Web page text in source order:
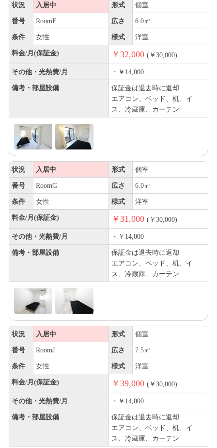
状況 入居中 形式 個室
番号 RoomF 広さ 6.0㎡
条件 女性 様式 洋室
料金/月(保証金) ￥32,000 (￥30,000)
その他・光熱費/月 ・￥14,000
備考・部屋設備
保証金は退去時に返却
エアコン、ベッド、机、イ
ス、冷蔵庫、カーテン
状況 入居中 形式 個室
番号 RoomG 広さ 6.0㎡
条件 女性 様式 洋室
料金/月(保証金) ￥31,000 (￥30,000)
その他・光熱費/月 ・￥14,000
備考・部屋設備
保証金は退去時に返却
エアコン、ベッド、机、イ
ス、冷蔵庫、カーテン
状況 入居中 形式 個室
番号 RoomJ 広さ 7.5㎡
条件 女性 様式 洋室
料金/月(保証金) ￥39,000 (￥30,000)
その他・光熱費/月 ・￥14,000
備考・部屋設備
保証金は退去時に返却
エアコン、ベッド、机、イ
ス、冷蔵庫、カーテン